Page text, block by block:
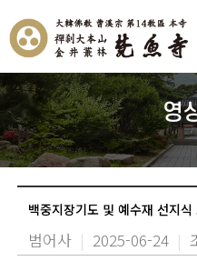
영
백중지장기도 및 예수재 선지
범어사 | 2025-06-24 |